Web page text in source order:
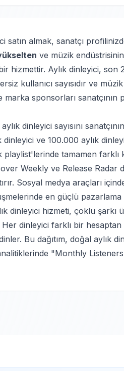
satın almak, sanatçı
ve müzik
hizmettir. Aylık dinleyici, son
kullanıcı sayısıdır ve
marka sponsorları
dinleyici sayısını
dinleyici ve 100.000 aylık
playlist'lerinde tamamen farklı
Weekly ve Release
Sosyal medya araçları
en güçlü pazarlama
dinleyici hizmeti, çoklu şarkı
dinleyici farklı bir hesaptan
Bu dağıtım, doğal aylık
"Monthly